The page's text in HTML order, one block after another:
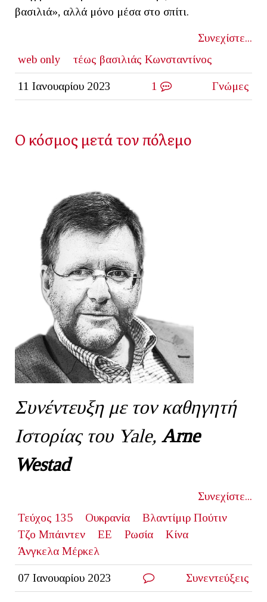
βασιλιά», αλλά μόνο μέσα στο σπίτι.
Συνεχίστε...
web only
τέως βασιλιάς Κωνσταντίνος
11 Ιανουαρίου 2023 1 Γνώμες
Ο κόσμος μετά τον πόλεμο
Συνέντευξη με τον καθηγητή
Ιστορίας του Yale, Arne
Westad
Συνεχίστε...
Τεύχος 135
Ουκρανία
Βλαντίμιρ Πούτιν
Τζο Μπάιντεν
ΕΕ Ρωσία
Κίνα
Άνγκελα Μέρκελ
07 Ιανουαρίου 2023 Συνεντεύξεις